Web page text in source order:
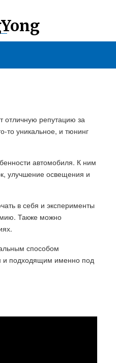
отличную репутацию за
то уникальное, и тюнинг
автомобиля. К ним
улучшение освещения и
в себя и эксперименты
Также можно
способом
и подходящим именно под